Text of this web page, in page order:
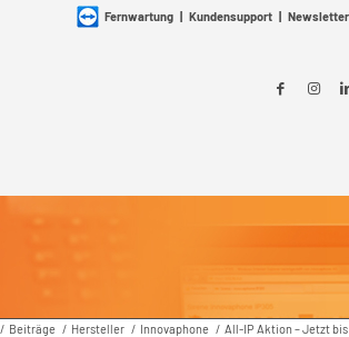
Fernwartung | Kundensupport | Newsletter
/ Beiträge / Hersteller / Innovaphone / All-IP Aktion – Jetzt bis